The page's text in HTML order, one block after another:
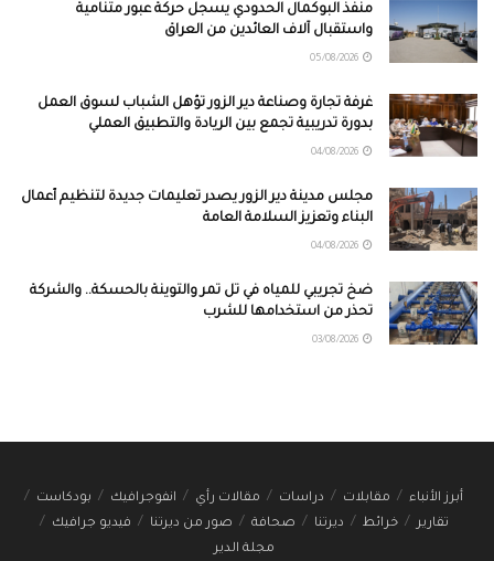
منفذ البوكمال الحدودي يسجل حركة عبور متنامية
واستقبال آلاف العائدين من العراق
غرفة تجارة وصناعة دير الزور تؤهل الشباب لسوق العمل
بدورة تدريبية تجمع بين الريادة والتطبيق العملي
مجلس مدينة دير الزور يصدر تعليمات جديدة لتنظيم أعمال
البناء وتعزيز السلامة العامة
ضخ تجريبي للمياه في تل تمر والتوينة بالحسكة.. والشركة
تحذر من استخدامها للشرب
أبرز الأنباء مقابلات دراسات مقالات رأي انفوجرافيك
بودكاست
تقارير
خرائط ديرتنا صحافة صور من ديرتنا
فيديو جرافيك
مجلة الدير